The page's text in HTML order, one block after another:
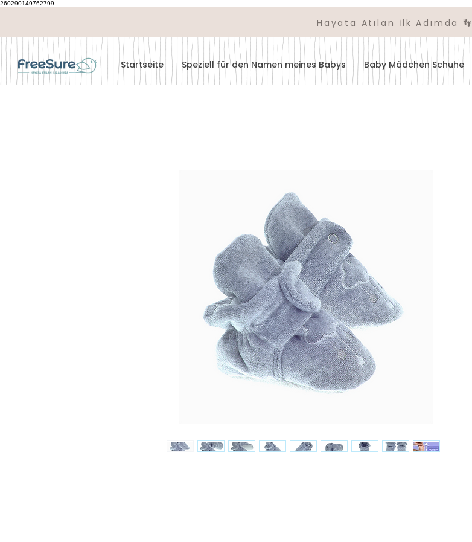
260290149762799
Hayata Atılan İlk Adımda 👣
Startseite Speziell für den Namen meines Babys Baby Mädchen Schuhe